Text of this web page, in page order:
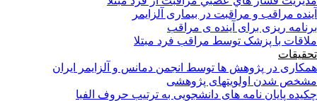
آینده مراقب و مراقبت در بیماری آلزایمر
برنامه ریزی برای آینده ی مراقب
ملاقات با پزشک توسط مراقب فرد مبتلا
تحقیقات
همکاری در پژوهش ها توسط انجمن دمانس و آلزایمر ایران
مشخص شدن اولویتهای پژوهشی
چکیده پایان نامه های دانشجویی به ترتیب حروف الفبا